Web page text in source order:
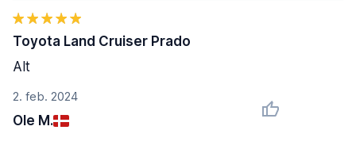
2. feb. 2024
Ole M.
Toyota Land Cruiser Prado
Alt